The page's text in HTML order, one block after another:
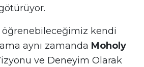
öğrenebileceğimiz kendi
aynı zamanda Moholy
ve Deneyim Olarak